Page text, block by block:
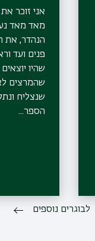
אני זוכר
מאד מאד
הנהדר, את
פנים ועד
שהיו
שהמרצים
שנצליח
הספר...
לבוגרים נוספים